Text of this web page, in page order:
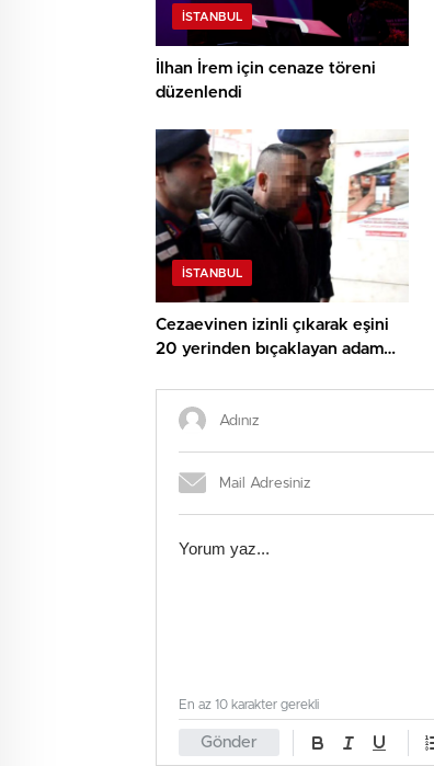
İSTANBUL
İlhan İrem için cenaze töreni
düzenlendi
İSTANBUL
Cezaevinen izinli çıkarak eşini
20 yerinden bıçaklayan adam
Gönder
En az 10 karakter gerekli